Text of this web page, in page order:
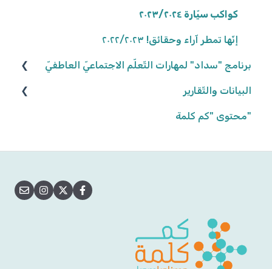
كواكب سيّارة ٢٠٢٣/٢٠٢٤
إنّها تمطر آراء وحقائق! ٢٠٢٢/٢٠٢٣
برنامج "سداد" لمهارات التّعلّم الاجتماعيّ العاطفيّ
تعريف البرنامج
المشاركة في البرنامج
البيانات والتّقارير
بيانات وتقارير التّلاميذ
"محتوى "كم كلمة